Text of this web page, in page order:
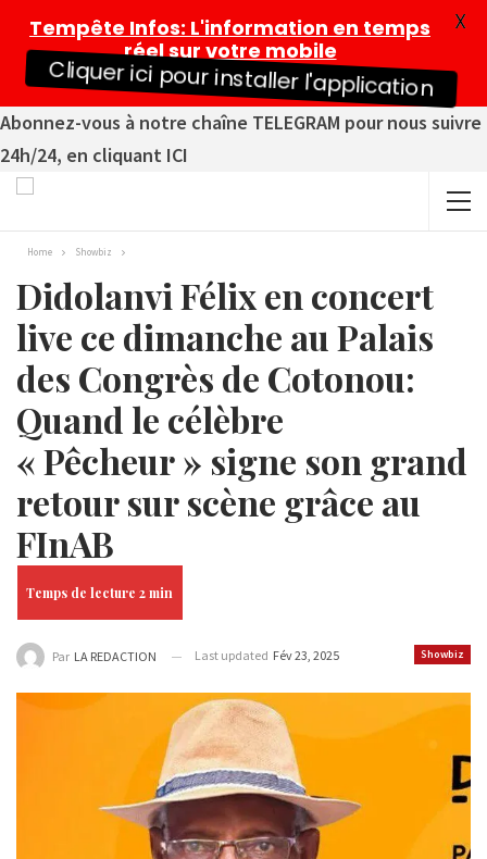
Abonnez-vous à notre chaîne TELEGRAM pour nous suivre
24h/24, en cliquant ICI
Home Showbiz
Didolanvi Félix en concert
live ce dimanche au Palais
des Congrès de Cotonou:
Quand le célèbre
« Pêcheur » signe son grand
retour sur scène grâce au
FInAB
Showbiz
Par LA REDACTION Last updated Fév 23, 2025
Tempête Infos: L'information en temps
réel sur votre mobile
Cliquer ici pour installer l'application
X